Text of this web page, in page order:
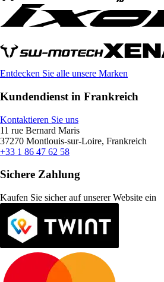
Entdecken Sie alle unsere Marken
Kundendienst in Frankreich
Kontaktieren Sie uns
11 rue Bernard Maris
37270 Montlouis-sur-Loire, Frankreich
+33 1 86 47 62 58
Sichere Zahlung
Kaufen Sie sicher auf unserer Website ein